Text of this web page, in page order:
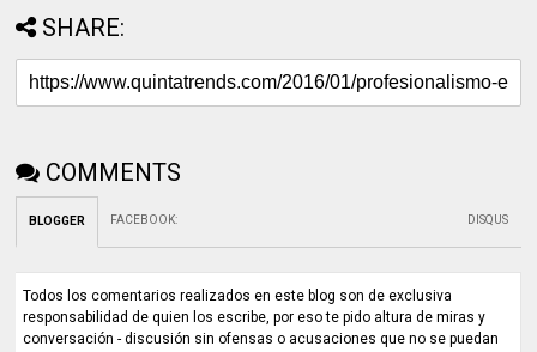
SHARE:
COMMENTS
BLOGGER FACEBOOK: DISQUS
Todos los comentarios realizados en este blog son de exclusiva
responsabilidad de quien los escribe, por eso te pido altura de miras y
conversación - discusión sin ofensas o acusaciones que no se puedan